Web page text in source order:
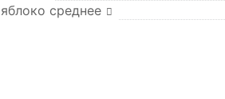
яблоко среднее